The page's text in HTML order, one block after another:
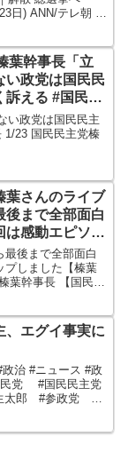
日) ANN/テレ朝 衆
ブで配信します。
葉幹事長「立
い政党は国民民
訴える #国民民
い政党は国民民主
1/23 国民民主党榛
葉さんのライブ
後まで全部面白
は感動エピソー
ました【榛葉
#玉木雄一郎
幹事長
最後まで全部面白
プしました【榛葉
葉幹事長 【国民民
、エグイ事実に
治 #ニュース #政
党 #国民民主党
生太郎 #参政党 #